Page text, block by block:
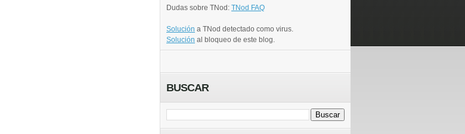
Dudas sobre TNod: TNod FAQ
Solución a TNod detectado como virus.
Solución al bloqueo de este blog.
BUSCAR